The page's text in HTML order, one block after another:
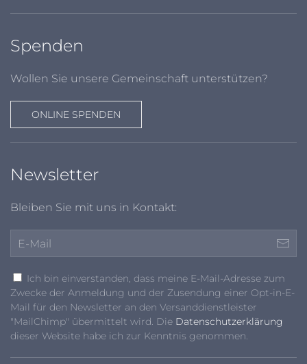
Spenden
Wollen Sie unsere Gemeinschaft unterstützen?
ONLINE SPENDEN
Newsletter
Bleiben Sie mit uns in Kontakt:
Ich bin einverstanden, dass meine E-Mail-Adresse zum
Zwecke der Anmeldung und der Zusendung einer Opt-in-E-
Mail für den Newsletter an den Versanddienstleister
"MailChimp" übermittelt wird. Die Datenschutzerklärung
dieser Website habe ich zur Kenntnis genommen.